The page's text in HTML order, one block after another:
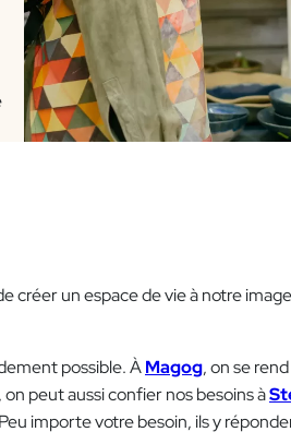
un espace de vie à notre
possible. ÀMagog, on se
peut aussi confier nos besoins à
importe votre besoin, ils y